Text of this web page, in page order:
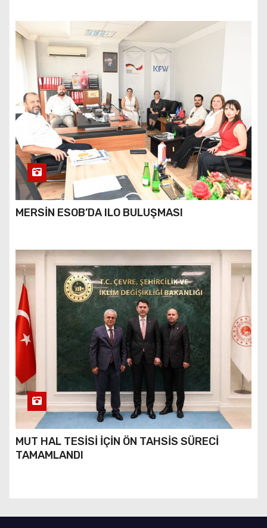
MERSİN ESOB’DA ILO BULUŞMASI
MUT HAL TESİSİ İÇİN ÖN TAHSİS SÜRECİ
TAMAMLANDI